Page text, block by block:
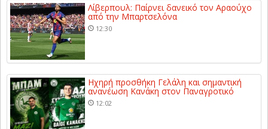
Λίβερπουλ: Παίρνει δανεικό τον Αραούχο
από την Μπαρτσελόνα
12:30
Ηχηρή προσθήκη Γελάλη και σημαντική
ανανέωση Κανάκη στον Παναγροτικό
12:02